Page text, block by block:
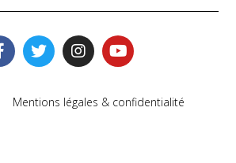
Mentions légales & confidentialité